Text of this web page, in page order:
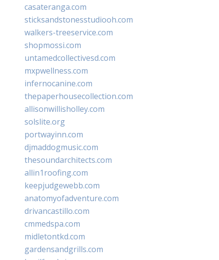
casateranga.com
sticksandstonesstudiooh.com
walkers-treeservice.com
shopmossi.com
untamedcollectivesd.com
mxpwellness.com
infernocanine.com
thepaperhousecollection.com
allisonwillisholley.com
solslite.org
portwayinn.com
djmaddogmusic.com
thesoundarchitects.com
allin1roofing.com
keepjudgewebb.com
anatomyofadventure.com
drivancastillo.com
cmmedspa.com
midletontkd.com
gardensandgrills.com